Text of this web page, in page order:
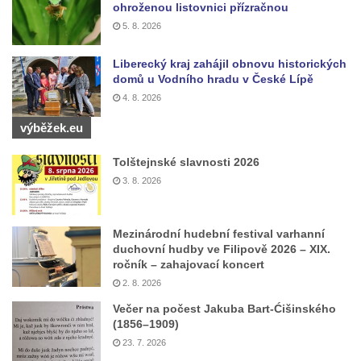
Sadech v Českých Budějovicích
Poslední dochovaný tramvajový sloup na
Pražské třídě v Českých Budějovicích
Socha Civilizovaní na Husově třídě v
Českých Budějovicích
Socha svatého Jana Nepomuckého Na
Sadech u Mlýnské stoky v Českých
Budějovicích
Sochy brouků u Mlýnské stoky v Českých
Socha svatého Vincence Ferrerského na
nádvoří kláštera dominikánů v Českých
Budějovicích
Socha svatého Zachariáše na nádvoří
kláštera dominikánů v Českých
Budějovicích
ohroženou listovnici přízračnou
5. 8. 2026
Liberecký kraj zahájil obnovu historických
domů u Vodního hradu v České Lípě
4. 8. 2026
výběžek.eu
Tolštejnské slavnosti 2026
3. 8. 2026
Mezinárodní hudební festival varhanní
duchovní hudby ve Filipově 2026 – XIX.
ročník – zahajovací koncert
2. 8. 2026
Večer na počest Jakuba Bart-Ćišinského
(1856–1909)
23. 7. 2026